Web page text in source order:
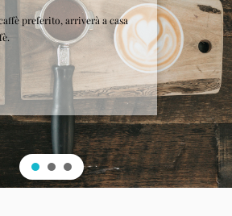
preferito, arriverà a casa